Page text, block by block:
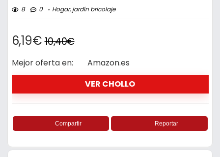
8 0 Hogar, jardín bricolaje
6,19€ 10,40€
Mejor oferta en:
Amazon.es
VER CHOLLO
Compartir Reportar